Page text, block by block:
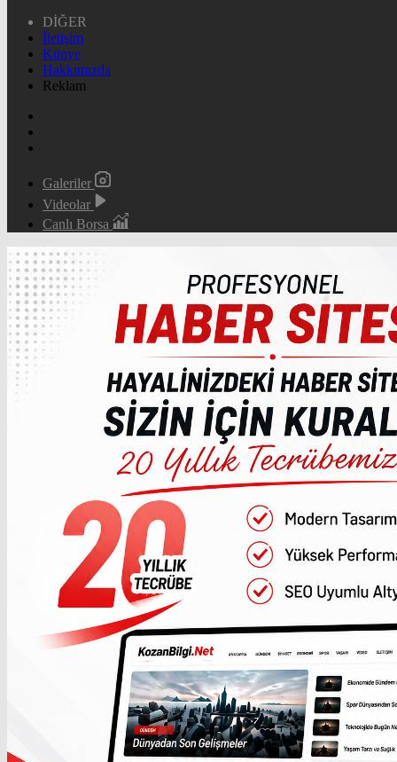
DİĞER
İletişim
Künye
Hakkımızda
Reklam
Galeriler
Videolar
Canlı Borsa